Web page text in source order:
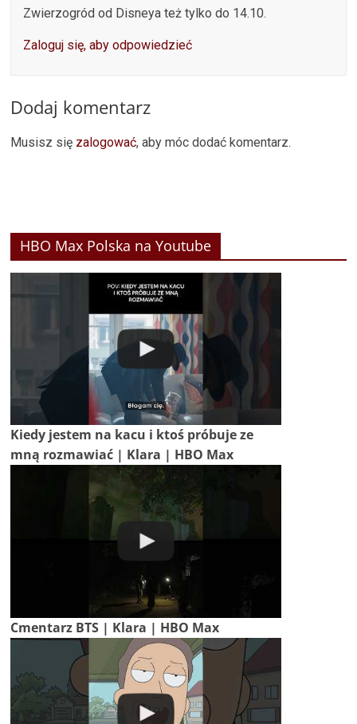
Zwierzogród od Disneya też tylko do 14.10.
Zaloguj się, aby odpowiedzieć
Dodaj komentarz
Musisz się zalogować, aby móc dodać komentarz.
HBO Max Polska na Youtube
Kiedy jestem na kacu i ktoś próbuje ze
mną rozmawiać | Klara | HBO Max
Cmentarz BTS | Klara | HBO Max